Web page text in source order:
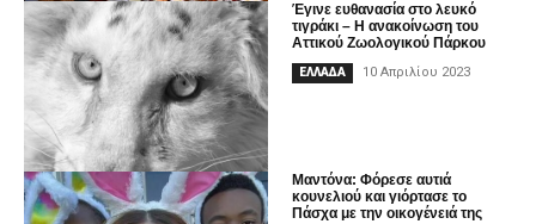
Έγινε ευθανασία στο λευκό
τιγράκι – Η ανακοίνωση του
Αττικού Ζωολογικού Πάρκου
ΕΛΛΑΔΑ 10 Απριλίου 2023
Mαντόνα: Φόρεσε αυτιά
κουνελιού και γιόρτασε το
Πάσχα με την οικογένειά της